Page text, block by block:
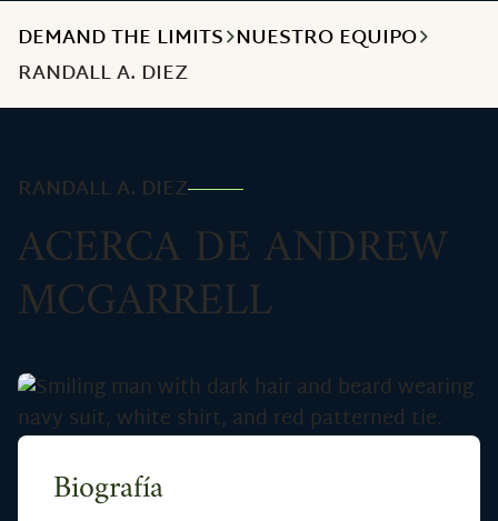
DEMAND THE LIMITS NUESTRO EQUIPO
RANDALL A. DIEZ
RANDALL A. DIEZ
ACERCA DE ANDREW
MCGARRELL
Biografía